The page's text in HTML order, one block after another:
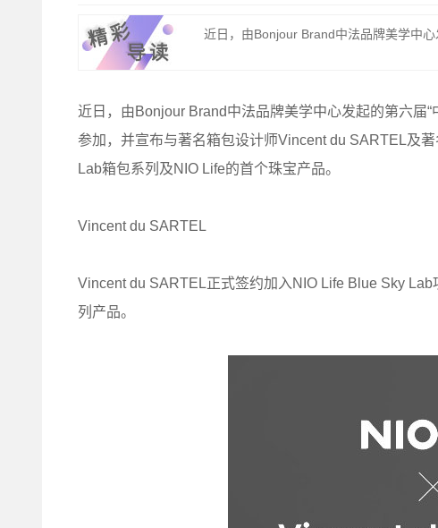
近日，由Bonjour Brand中法品牌美学中心
近日，由Bonjour Brand中法品牌美学中心发起的第六届
参加，并宣布与著名箱包设计师Vincent du SARTEL及
Lab箱包系列及NIO Life的首个珠宝产品。
Vincent du SARTEL
Vincent du SARTEL正式签约加入NIO Life Blue Sky
列产品。